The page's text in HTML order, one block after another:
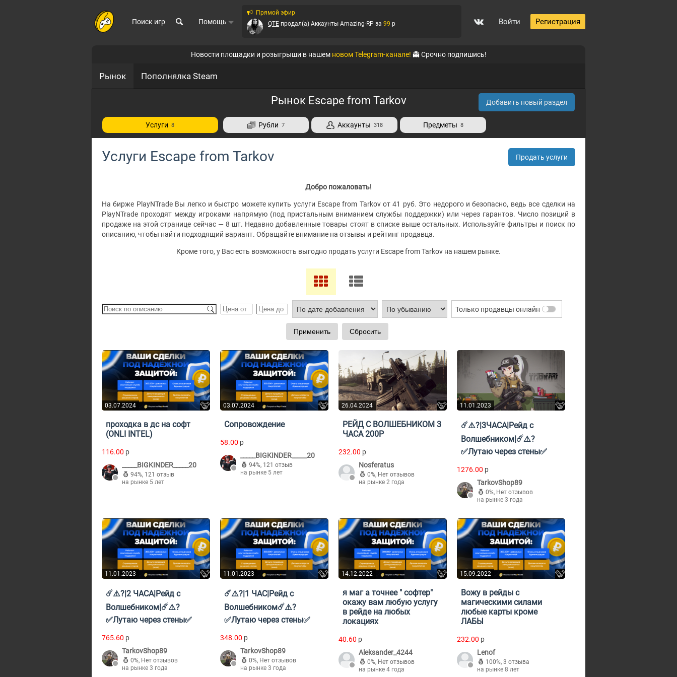
Поиск игр Помощь
Прямой эфир
QTE продал(а) Аккаунты Amazing-RP за 99 p
QTEпродал(а)Аккаунты Black Russia RP (Mobi...за149p
Аккаунты Amazing-RP
QTE продал(а) Аккаунты Absolute RP
Войти Регистрация
Новости площадки и розыгрыши в нашем новом Telegram-канале! 👻 Срочно подпишись!
Рынок Пополнялка Steam
Рынок Escape from Tarkov Добавить новый раздел
Услуги 8 Рубли 7 Аккаунты 318 Предметы 8
Услуги Escape from Tarkov Продать услуги
Добро пожаловать!
На бирже PlayNTrade Вы легко и быстро можете купить услуги Escape from Tarkov от 41 руб. Это недорого и безопасно, ведь все сделки на
PlayNTrade проходят между игроками напрямую (под пристальным вниманием службы поддержки) или через гарантов. Число позиций в
продаже на этой странице сейчас — 8 шт. Недавно добавленные товары стоят в списке выше остальных. Используйте фильтры и поиск по
описанию, чтобы найти подходящий вариант. Обращайте внимание на отзывы и рейтинг продавца.
Кроме того, у Вас есть возможность выгодно продать услуги Escape from Tarkov на нашем рынке.
Только продавцы онлайн
03.07.2024
проходка в дс на софт
(ONLI INTEL)
116.00 p
_____BIGKINDER_____20
94%, 121 отзыв
на рынке 5 лет
03.07.2024
Сопровождение
58.00 p
_____BIGKINDER_____20
94%, 121 отзыв
на рынке 5 лет
26.04.2024
РЕЙД С ВОЛШЕБНИКОМ 3
ЧАСА 200Р
232.00 p
Nosferatus
0%, Нет отзывов
на рынке 2 года
11.01.2023
☄️⚠️?|3ЧАСА|Рейд с
Волшебником|☄️⚠️?
✅Лутаю через стены✅
1276.00 p
TarkovShop89
0%, Нет отзывов
на рынке 3 года
11.01.2023
☄️⚠️?|2 ЧАСА|Рейд с
Волшебником|☄️⚠️?
✅Лутаю через стены✅
765.60 p
TarkovShop89
0%, Нет отзывов
на рынке 3 года
11.01.2023
☄️⚠️?|1 ЧАС|Рейд с
Волшебником☄️⚠️?
✅Лутаю через стены✅
348.00 p
TarkovShop89
0%, Нет отзывов
на рынке 3 года
14.12.2022
я маг а точнее " cофтер"
окажу вам любую услугу
в рейде на любых
локациях
40.60 p
Aleksander_4244
0%, Нет отзывов
на рынке 4 года
15.09.2022
Вожу в рейды с
магическими силами
любые карты кроме
ЛАБЫ
232.00 p
Lenof
100%, 3 отзыва
на рынке 8 лет